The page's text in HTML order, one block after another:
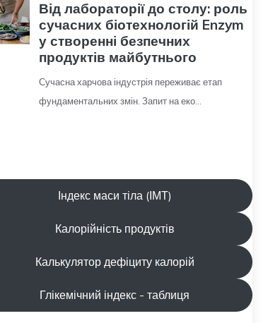
Індекс маси тіла (ІМТ)
Калорійність продуктів
Калькулятор дефіциту калорій
Глікемічний індекс - таблиця